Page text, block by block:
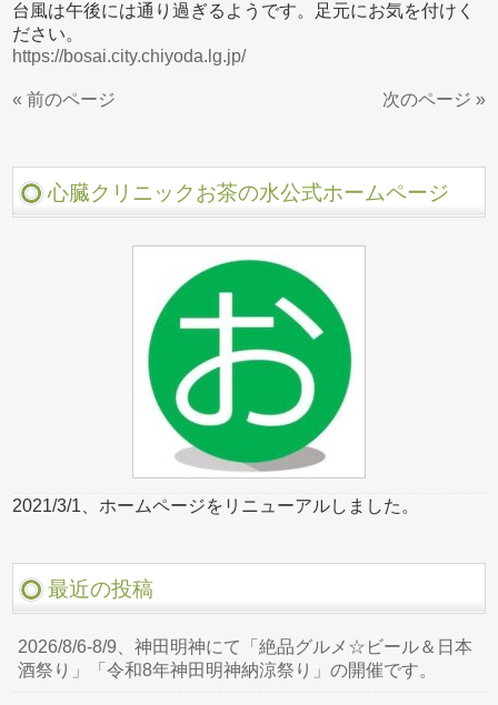
台風は午後には通り過ぎるようです。足元にお気を付けく
ださい。
https://bosai.city.chiyoda.lg.jp/
« 前のページ 次のページ »
心臓クリニックお茶の水公式ホームページ
2021/3/1、ホームページをリニューアルしました。
最近の投稿
2026/8/6-8/9、神田明神にて「絶品グルメ☆ビール＆日本
酒祭り」「令和8年神田明神納涼祭り」の開催です。